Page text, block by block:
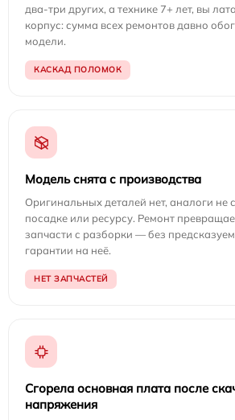
два-три других, а технике 7+ лет, вы
корпус: сумма всех ремонтов давно
модели.
КАСКАД ПОЛОМОК
Модель снята с производства
Оригинальных деталей нет, аналоги не
посадке или ресурсу. Ремонт
запчасти с разборки — без
гарантии на неё.
НЕТ ЗАПЧАСТЕЙ
Сгорела основная плата после
напряжения